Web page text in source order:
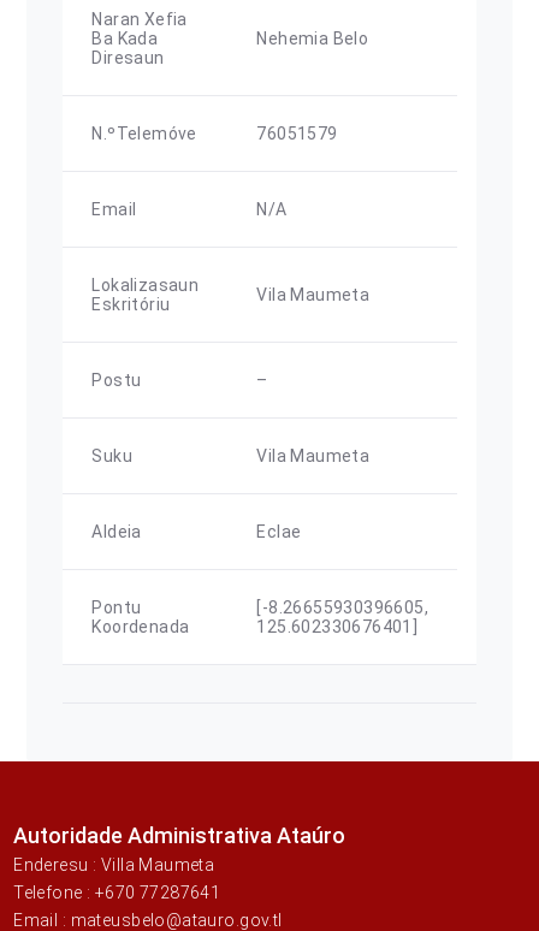
Naran Xefia
Ba Kada
Diresaun
Nehemia Belo
N.ºTelemóve 76051579
Email N/A
Lokalizasaun
Eskritóriu
Vila Maumeta
Postu –
Suku Vila Maumeta
Aldeia Eclae
Pontu
Koordenada
[-8.26655930396605,
125.602330676401]
Autoridade Administrativa Ataúro
Enderesu : Villa Maumeta
Telefone : +670 77287641
Email : mateusbelo@atauro.gov.tl